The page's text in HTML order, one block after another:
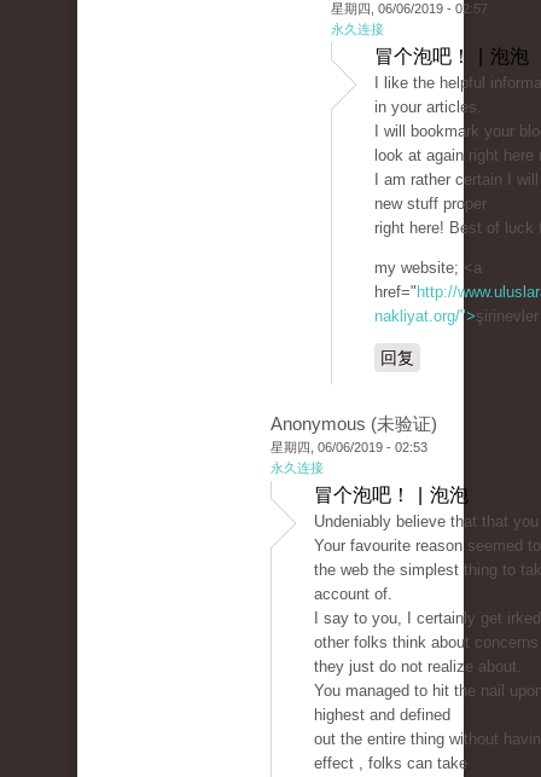
星期四, 06/06/2019 - 02:57
永久连接
冒个泡吧！ | 泡泡
I like the helpful
in your articles.
I will bookmark your
look at again right here
I am rather certain I
new stuff proper
right here! Best of luck
my website; <a
href=" http://
nakliyat.org/">
回复
Anonymous (未验证)
星期四, 06/06/2019 - 02:53
永久连接
冒个泡吧！ | 泡泡
Undeniably believe that that
Your favourite reason seemed
the web the simplest thing to
account of.
I say to you, I certainly get
other folks think about
they just do not realize about.
You managed to hit the nail
highest and defined
out the entire thing without
effect , folks can take